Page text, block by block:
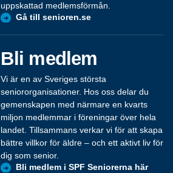
uppskattad medlemsförmån.
Gå till senioren.se
Bli medlem
Vi är en av Sveriges största
seniororganisationer. Hos oss delar du
gemenskapen med närmare en kvarts
miljon medlemmar i föreningar över hela
landet. Tillsammans verkar vi för att skapa
bättre villkor för äldre – och ett aktivt liv för
dig som senior.
Bli medlem i SPF Seniorerna här